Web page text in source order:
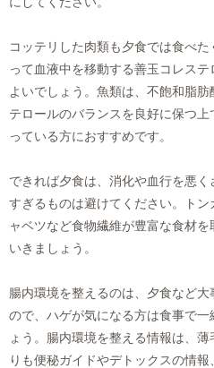
コッテリした肉類も夕食では食べ
って血液中を移動する善玉コレス
よいでしょう。魚類は、不飽和脂
テロールのバランスを良好に保つ
っている方におすすめです。
できれば夕食は、消化や血行を悪
すぎるものは避けてください。ト
ャベツなど食物繊維が豊富な食材
いきましょう。
腸内環境を整えるのは、夕食など
ので、ハゲが気になる方は食事で
ょう。腸内環境を整える情報は、
りも便秘ガイドやデトックスの情